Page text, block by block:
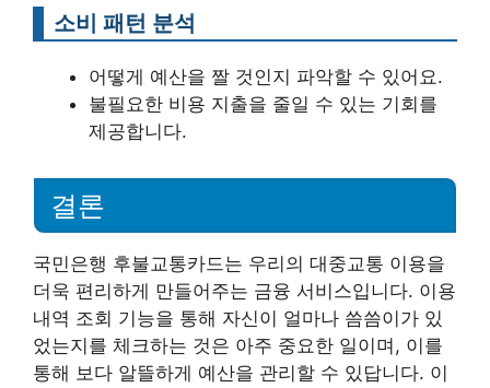
소비 패턴 분석
어떻게 예산을 짤 것인지 파악할 수 있어요.
불필요한 비용 지출을 줄일 수 있는 기회를
제공합니다.
결론
국민은행 후불교통카드는 우리의 대중교통 이용을
더욱 편리하게 만들어주는 금융 서비스입니다. 이용
내역 조회 기능을 통해 자신이 얼마나 씀씀이가 있
었는지를 체크하는 것은 아주 중요한 일이며, 이를
통해 보다 알뜰하게 예산을 관리할 수 있답니다. 이